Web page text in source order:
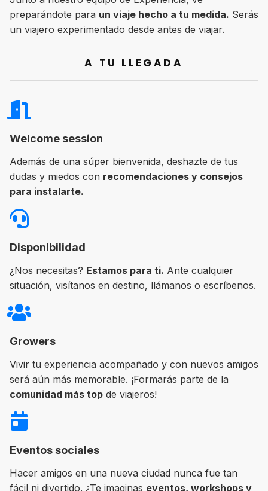
preparándote para un viaje hecho a tu medida. Serás
un viajero experimentado desde antes de viajar.
A TU LLEGADA
Welcome session
Además de una súper bienvenida, deshazte de tus
dudas y miedos con recomendaciones y consejos
para instalarte.
Disponibilidad
¿Nos necesitas? Estamos para ti. Ante cualquier
situación, visítanos en destino, llámanos o escríbenos.
Growers
Vivir tu experiencia acompañado y con nuevos amigos
será aún más memorable. ¡Formarás parte de la
comunidad más top de viajeros!
Eventos sociales
Hacer amigos en una nueva ciudad nunca fue tan
fácil ni divertido. ¿Te imaginas eventos, workshops y